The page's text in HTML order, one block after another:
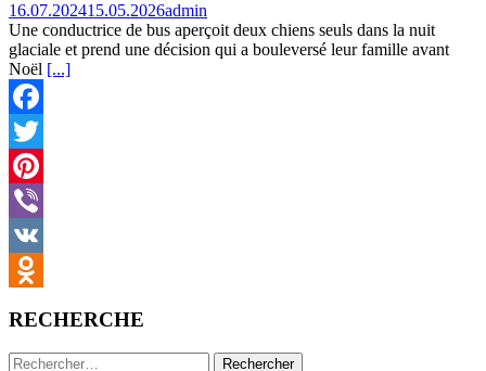
16.07.202415.05.2026admin
Une conductrice de bus aperçoit deux chiens seuls dans la nuit
glaciale et prend une décision qui a bouleversé leur famille avant
Noël [...]
Facebook
Twitter
Pinterest
Viber
VK
RECHERCHE
Rechercher :